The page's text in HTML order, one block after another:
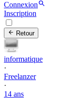
Connexion
Inscription
Retour
informatique
·
Freelanzer
·
14 ans